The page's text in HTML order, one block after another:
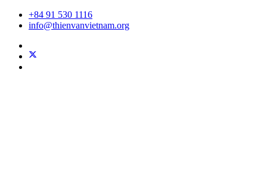
+84 91 530 1116
info@thienvanvietnam.org